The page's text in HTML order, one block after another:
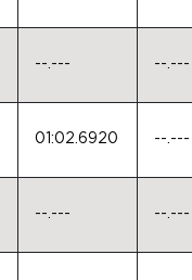
--.--- --.---
01:02.6920 --.---
--.--- --.---